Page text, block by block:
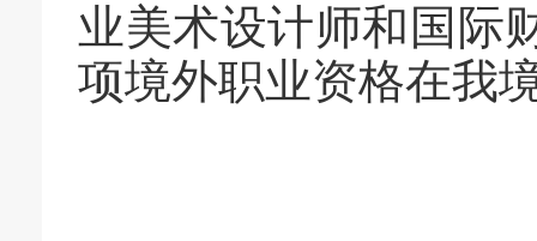
业美术设计师和 国际
项境外职业资格在我